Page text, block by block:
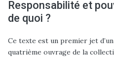
Responsabilité et
de quoi ?
Ce texte est un premier jet
quatrième ouvrage de la